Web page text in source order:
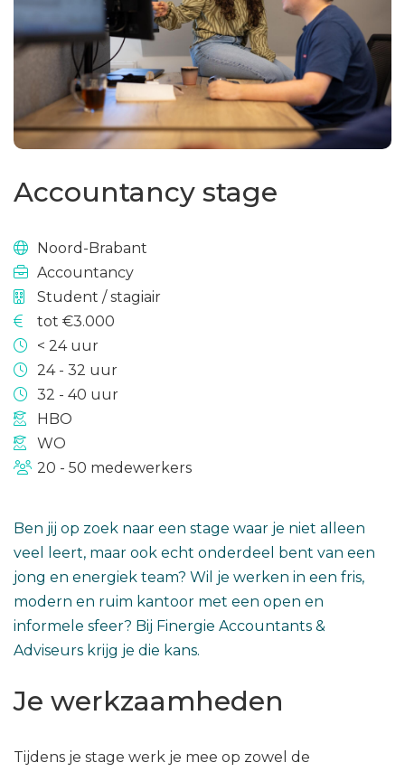
Accountancy stage
Noord-Brabant
Accountancy
Student / stagiair
tot €3.000
< 24 uur
24 - 32 uur
32 - 40 uur
HBO
WO
20 - 50 medewerkers
Ben jij op zoek naar een stage waar je niet alleen
veel leert, maar ook echt onderdeel bent van een
jong en energiek team? Wil je werken in een fris,
modern en ruim kantoor met een open en
informele sfeer? Bij Finergie Accountants &
Adviseurs krijg je die kans.
Je werkzaamheden
Tijdens je stage werk je mee op zowel de